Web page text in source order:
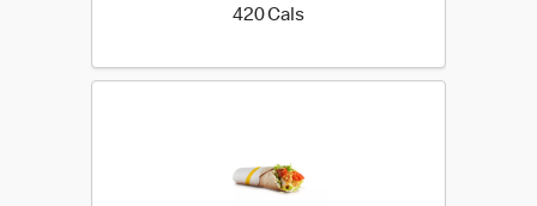
420 Cals420 calories